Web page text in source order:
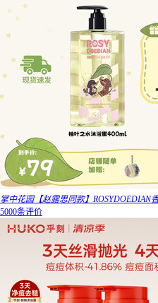
掌中花园【赵露思同款】ROSYDOEDIAN
5000条评价